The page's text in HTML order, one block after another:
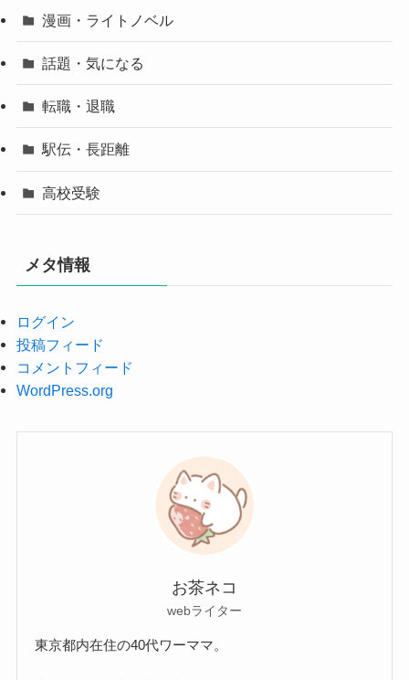
漫画・ライトノベル
話題・気になる
転職・退職
駅伝・長距離
高校受験
メタ情報
ログイン
投稿フィード
コメントフィード
WordPress.org
お茶ネコ
webライター
東京都内在住の40代ワーママ。